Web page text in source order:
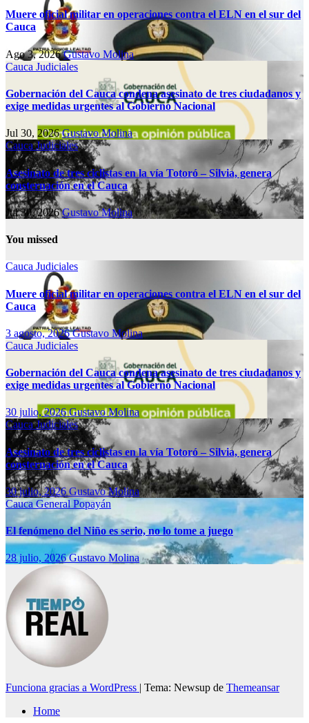
Muere oficial militar en operaciones contra el ELN en el sur del
Cauca
Ago 3, 2026Gustavo Molina
Cauca Judiciales
Gobernación del Cauca condena asesinato de tres ciudadanos y
exige medidas urgentes al Gobierno Nacional
Jul 30, 2026Gustavo Molina
CaucaJudiciales
Asesinato de tres ciclistas en la vía Totoró – Silvia, genera
consternación en el Cauca
Jul 30, 2026Gustavo Molina
You missed
Cauca Judiciales
Muere oficial militar en operaciones contra el ELN en el sur del
Cauca
3 agosto, 2026Gustavo Molina
Cauca Judiciales
Gobernación del Cauca condena asesinato de tres ciudadanos y
exige medidas urgentes al Gobierno Nacional
30 julio, 2026Gustavo Molina
CaucaJudiciales
Asesinato de tres ciclistas en la vía Totoró – Silvia, genera
consternación en el Cauca
30 julio, 2026Gustavo Molina
CaucaGeneral Popayán
El fenómeno del Niño es serio, no lo tome a juego
28 julio, 2026Gustavo Molina
Funciona gracias a WordPress Tema: Newsup de Themeansar
Home